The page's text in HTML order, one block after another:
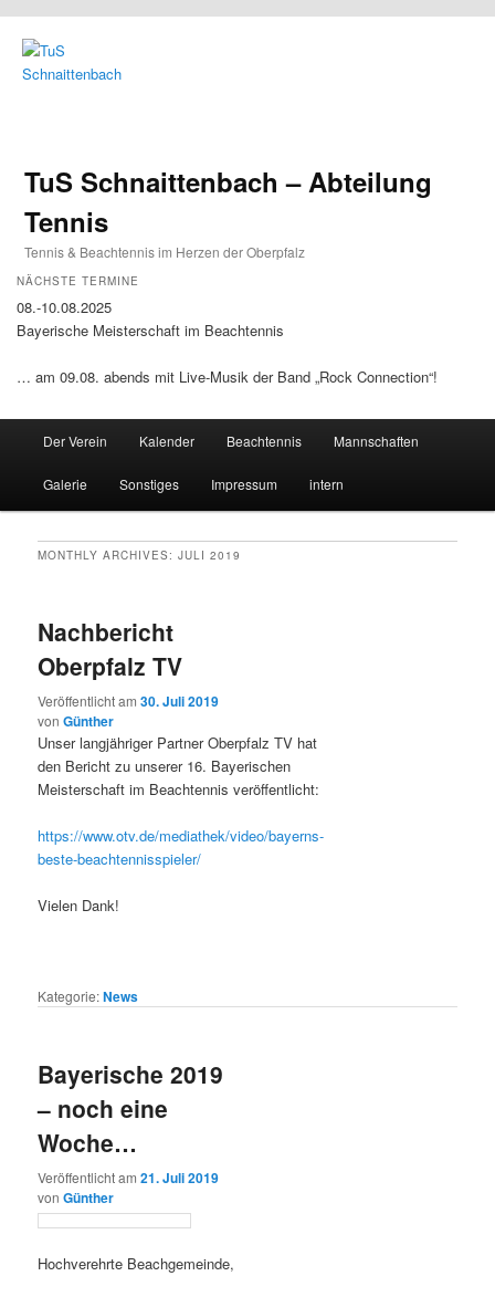
TuS Schnaittenbach – Abteilung
Tennis
Tennis & Beachtennis im Herzen der Oberpfalz
NÄCHSTE TERMINE
08.-10.08.2025
Bayerische Meisterschaft im Beachtennis
… am 09.08. abends mit Live-Musik der Band „Rock Connection“!
Skip to primary content
Skip to secondary content
Der Verein Kalender Beachtennis Mannschaften
Galerie Sonstiges Impressum intern
MONTHLY ARCHIVES:JULI 2019
Nachbericht
Oberpfalz TV
Veröffentlicht am30. Juli 2019
vonGünther
Unser langjähriger Partner Oberpfalz TV hat
den Bericht zu unserer 16. Bayerischen
Meisterschaft im Beachtennis veröffentlicht:
https://www.otv.de/mediathek/video/bayerns-
beste-beachtennisspieler/
Vielen Dank!
Kategorie:News
Bayerische 2019
– noch eine
Woche…
Veröffentlicht am21. Juli 2019
vonGünther
Hochverehrte Beachgemeinde,